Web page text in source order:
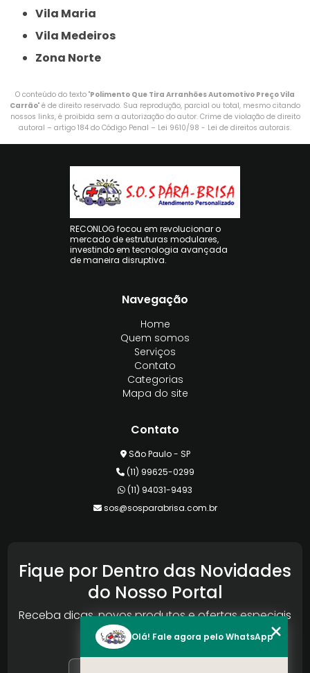
Vila Maria
Vila Medeiros
Zona Norte
O conteúdo do texto "Polimento Que Tira Arranhões Automotivo Preço Vila
Carrão" é de direito reservado. Sua reprodução, parcial ou total, mesmo citando
nossos links, é proibida sem a autorização do autor. Crime de violação de direito
autoral – artigo 184 do Código Penal – Lei 9610/98 - Lei de direitos autorais.
RECONLOG focou em revolucionar o
mercado de estruturas modulares,
investindo em tecnologia avançada
de maneira disruptiva.
Navegação
Home
Quem somos
Serviços
Contato
Categorias
Mapa do site
Contato
São Paulo - SP
(11) 99625-0299
(11) 94031-9493
sos@sosparabrisa.com.br
Fique por Dentro das Novidades
do Nosso Portal
Receba dicas, novos produtos e ofertas especiais
da Reconlog
Olá! Fale agora pelo WhatsApp